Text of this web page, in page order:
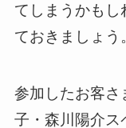
てしまうかもし
ておきましょう
参加したお客さ
子・森川陽介ス